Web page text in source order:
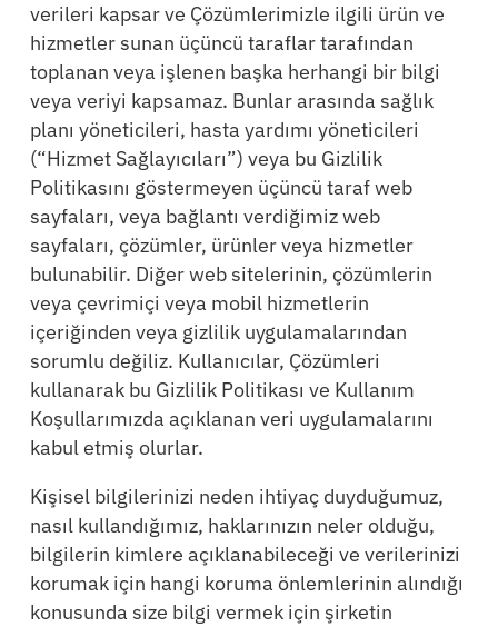
verileri kapsar ve Çözümlerimizle ilgili ürün ve
hizmetler sunan üçüncü taraflar tarafından
toplanan veya işlenen başka herhangi bir bilgi
veya veriyi kapsamaz. Bunlar arasında sağlık
planı yöneticileri, hasta yardımı yöneticileri
(“Hizmet Sağlayıcıları”) veya bu Gizlilik
Politikasını göstermeyen üçüncü taraf web
sayfaları, veya bağlantı verdiğimiz web
sayfaları, çözümler, ürünler veya hizmetler
bulunabilir. Diğer web sitelerinin, çözümlerin
veya çevrimiçi veya mobil hizmetlerin
içeriğinden veya gizlilik uygulamalarından
sorumlu değiliz. Kullanıcılar, Çözümleri
kullanarak bu Gizlilik Politikası ve Kullanım
Koşullarımızda açıklanan veri uygulamalarını
kabul etmiş olurlar.
Kişisel bilgilerinizi neden ihtiyaç duyduğumuz,
nasıl kullandığımız, haklarınızın neler olduğu,
bilgilerin kimlere açıklanabileceği ve verilerinizi
korumak için hangi koruma önlemlerinin alındığı
konusunda size bilgi vermek için şirketin